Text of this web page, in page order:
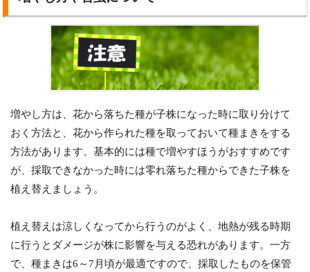
増やし方は、花から落ちた種が子株になった時に取り分けて
おく方法と、花から作られた種を取っておいて種まきをする
方法があります。基本的には種で増やすほうがおすすめです
が、採取できなかった時には零れ落ちた種からできた子株を
植え替えましょう。
植え替えは涼しくなってから行うのがよく、地熱が残る時期
に行うとダメージが株に影響を与える恐れがあります。一方
で、種まきは6～7月頃が最適ですので、採取したものを保管